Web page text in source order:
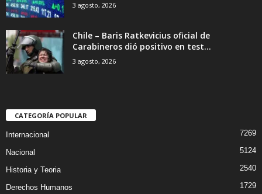
3 agosto, 2026
Chile – Baris Ratkevicius oficial de
Carabineros dió positivo en test...
3 agosto, 2026
CATEGORÍA POPULAR
Internacional 7269
Nacional 5124
Historia y Teoria 2540
Derechos Humanos 1729